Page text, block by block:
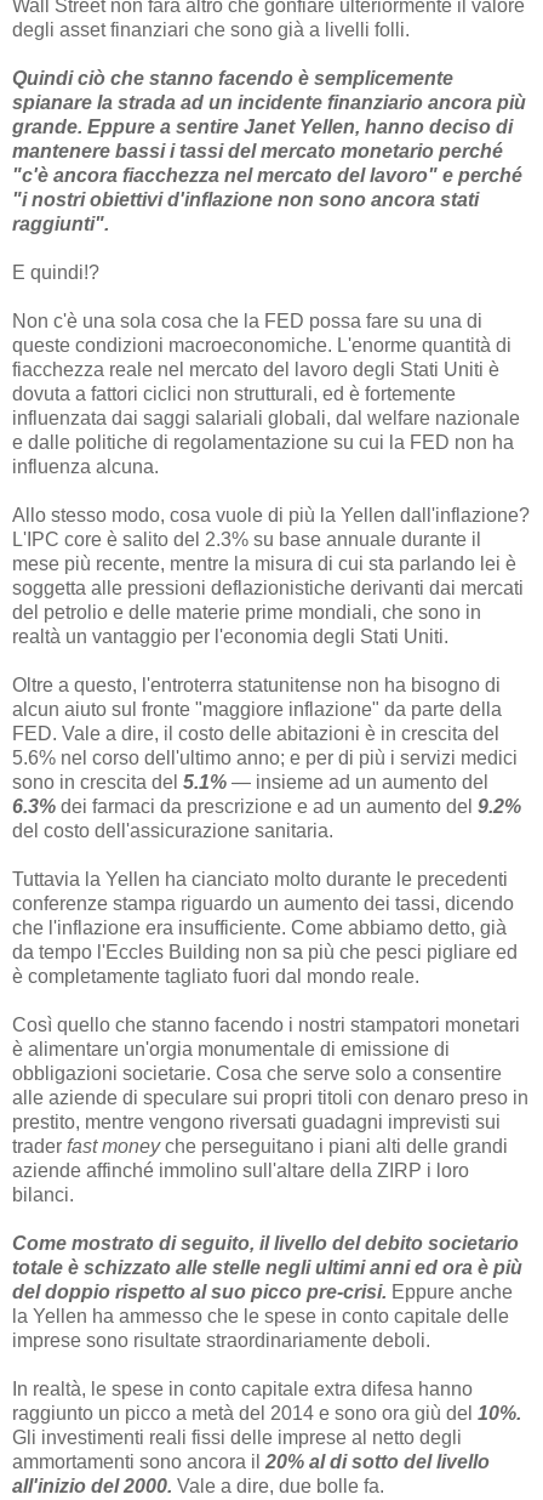
Wall Street non farà altro che gonfiare ulteriormente il valore
degli asset finanziari che sono già a livelli folli.
Quindi ciò che stanno facendo è semplicemente
spianare la strada ad un incidente finanziario ancora più
grande. Eppure a sentire Janet Yellen, hanno deciso di
mantenere bassi i tassi del mercato monetario perché
"c'è ancora fiacchezza nel mercato del lavoro" e perché
"i nostri obiettivi d'inflazione non sono ancora stati
raggiunti".
E quindi!?
Non c'è una sola cosa che la FED possa fare su una di
queste condizioni macroeconomiche. L'enorme quantità di
fiacchezza reale nel mercato del lavoro degli Stati Uniti è
dovuta a fattori ciclici non strutturali, ed è fortemente
influenzata dai saggi salariali globali, dal welfare nazionale
e dalle politiche di regolamentazione su cui la FED non ha
influenza alcuna.
Allo stesso modo, cosa vuole di più la Yellen dall'inflazione?
L'IPC core è salito del 2.3% su base annuale durante il
mese più recente, mentre la misura di cui sta parlando lei è
soggetta alle pressioni deflazionistiche derivanti dai mercati
del petrolio e delle materie prime mondiali, che sono in
realtà un vantaggio per l'economia degli Stati Uniti.
Oltre a questo, l'entroterra statunitense non ha bisogno di
alcun aiuto sul fronte "maggiore inflazione" da parte della
FED. Vale a dire, il costo delle abitazioni è in crescita del
5.6% nel corso dell'ultimo anno; e per di più i servizi medici
sono in crescita del 5.1% — insieme ad un aumento del
6.3% dei farmaci da prescrizione e ad un aumento del 9.2%
del costo dell'assicurazione sanitaria.
Tuttavia la Yellen ha cianciato molto durante le precedenti
conferenze stampa riguardo un aumento dei tassi, dicendo
che l'inflazione era insufficiente. Come abbiamo detto, già
da tempo l'Eccles Building non sa più che pesci pigliare ed
è completamente tagliato fuori dal mondo reale.
Così quello che stanno facendo i nostri stampatori monetari
è alimentare un'orgia monumentale di emissione di
obbligazioni societarie. Cosa che serve solo a consentire
alle aziende di speculare sui propri titoli con denaro preso in
prestito, mentre vengono riversati guadagni imprevisti sui
trader fast moneyche perseguitano i piani alti delle grandi
aziende affinché immolino sull'altare della ZIRP i loro
bilanci.
Come mostrato di seguito, il livello del debito societario
totale è schizzato alle stelle negli ultimi anni ed ora è più
del doppio rispetto al suo picco pre-crisi. Eppure anche
la Yellen ha ammesso che le spese in conto capitale delle
imprese sono risultate straordinariamente deboli.
In realtà, le spese in conto capitale extra difesa hanno
raggiunto un picco a metà del 2014 e sono ora giù del 10%.
Gli investimenti reali fissi delle imprese al netto degli
ammortamenti sono ancora il 20% al di sotto del livello
all'inizio del 2000. Vale a dire, due bolle fa.